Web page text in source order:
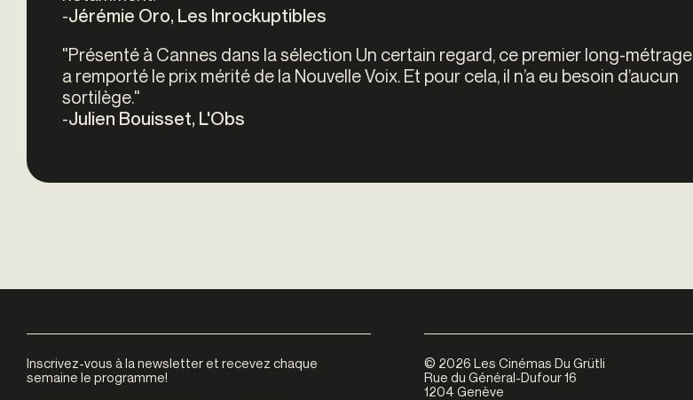
-Jérémie Oro, Les Inrockuptibles
"Présenté à Cannes dans la sélection Un certain regard, ce premier long-métrage
a remporté le prix mérité de la Nouvelle Voix. Et pour cela, il n’a eu besoin d’aucun
sortilège."
-Julien Bouisset, L'Obs
Inscrivez-vous à la newsletter et recevez chaque
semaine le programme!
© 2026 Les Cinémas Du Grütli
Rue du Général-Dufour 16
1204 Genève